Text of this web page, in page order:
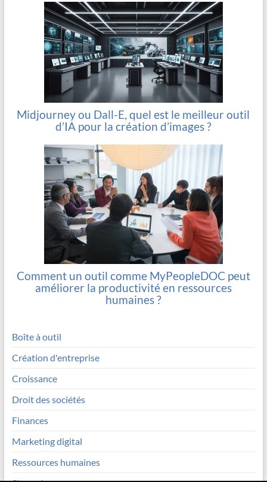
Midjourney ou Dall-E, quel est le meilleur outil
d’IA pour la création d’images ?
Comment un outil comme MyPeopleDOC peut
améliorer la productivité en ressources
humaines ?
Boîte à outil
Création d'entreprise
Croissance
Droit des sociétés
Finances
Marketing digital
Ressources humaines